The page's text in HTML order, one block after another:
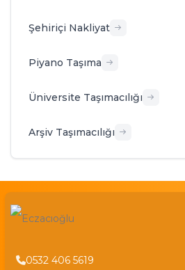
Şehiriçi Nakliyat
Piyano Taşıma
Üniversite Taşımacılığı
Arşiv Taşımacılığı
0532 406 5619